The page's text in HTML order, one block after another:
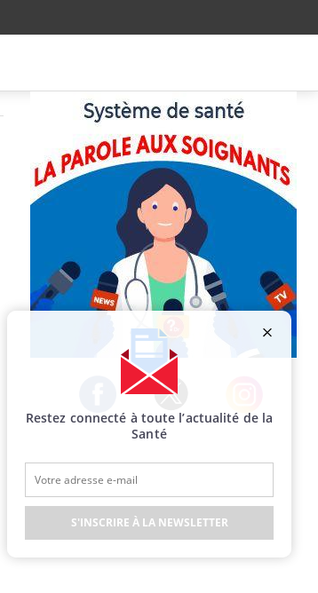
Facebook Twitter Instagram
Restez connecté à toute l’actualité de la
Santé
S'INSCRIRE À LA NEWSLETTER